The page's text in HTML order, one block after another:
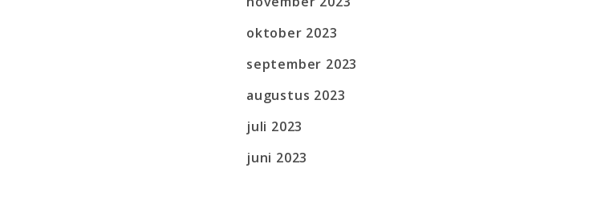
oktober 2023
september 2023
augustus 2023
juli 2023
juni 2023